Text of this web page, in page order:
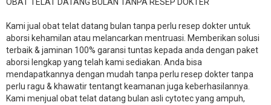
Kami jual obat telat datang bulan tanpa perlu resep dokter untuk
aborsi kehamilan atau melancarkan mentruasi. Memberikan solusi
terbaik & jaminan 100% garansi tuntas kepada anda dengan paket
aborsi lengkap yang telah kami sediakan. Anda bisa
mendapatkannya dengan mudah tanpa perlu resep dokter tanpa
perlu ragu & khawatir tentangt keamanan juga keberhasilannya.
Kami menjual obat telat datang bulan asli cytotec yang ampuh,